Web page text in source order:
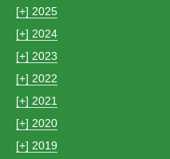
[+] 2025
[+] 2024
[+] 2023
[+] 2022
[+] 2021
[+] 2020
[+] 2019